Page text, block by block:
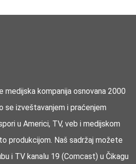
medijska kompanija osnovana 2000
se izveštavanjem i praćenjem
u Americi, TV, veb i medijskom
produkcijom. Naš sadržaj možete
i TV kanalu 19 (Comcast) u Čikagu